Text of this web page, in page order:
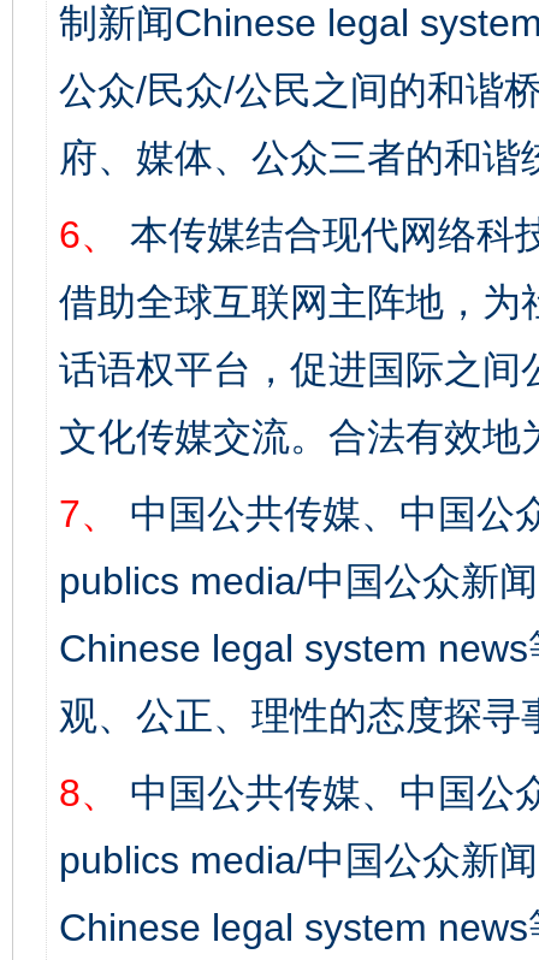
制新闻Chinese legal
公众/民众/公民之间的和谐
府、媒体、公众三者的和谐
6、
本传媒结合现代网络科
借助全球互联网主阵地，
话语权平台，促进国际之
文化传媒交流。合法有效地
7、
中国公共传媒、中国公
publics media/中国公众新
Chinese legal system
观、公正、理性的态度探寻
8、
中国公共传媒、中国公
publics media/中国公众新
Chinese legal system